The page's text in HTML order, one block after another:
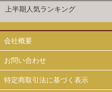
上半期人気ランキング
会社概要
お問い合わせ
特定商取引法に基づく表示